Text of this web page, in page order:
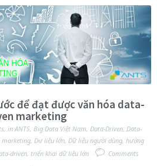
để đạt được văn hóa data-
marketing
in ANTS Big Data Việt Nam Data-Driven Data-
marketing Dư liệu lớn Dữ liệu người dùng hướng
driven triển khai dữ liệu lớn Comments